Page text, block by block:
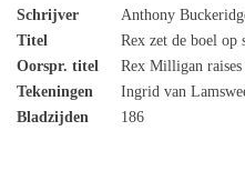
Schrijver
Anthony
Titel
Rex zet de boel op
Oorspr. titel
Rex Milligan
Tekeningen
Ingrid van
Bladzijden
186